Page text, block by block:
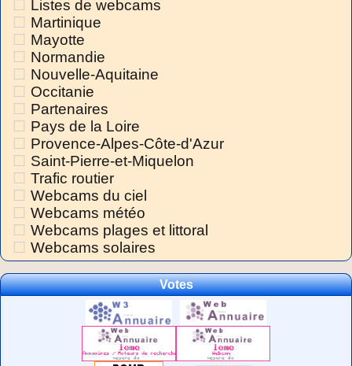
Listes de webcams
Martinique
Mayotte
Normandie
Nouvelle-Aquitaine
Occitanie
Partenaires
Pays de la Loire
Provence-Alpes-Côte-d'Azur
Saint-Pierre-et-Miquelon
Trafic routier
Webcams du ciel
Webcams météo
Webcams plages et littoral
Webcams solaires
Votes